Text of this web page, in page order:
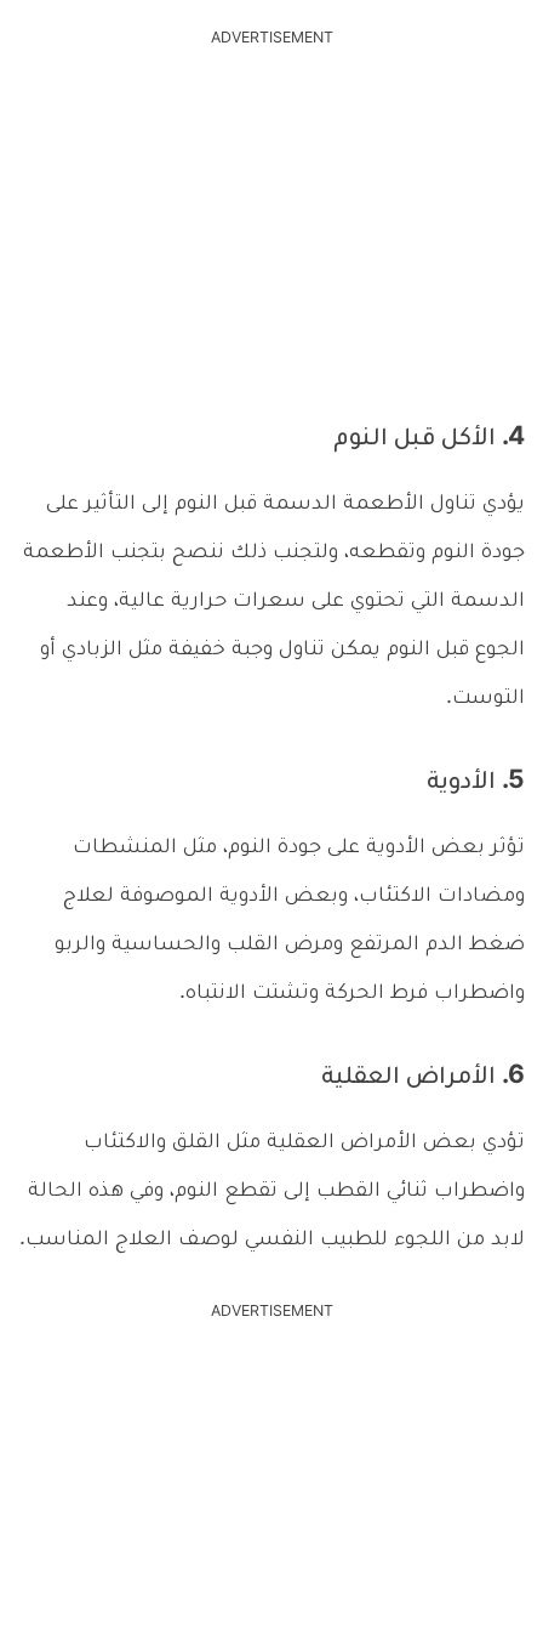
ADVERTISEMENT
4. الأكل قبل النوم
يؤدي تناول الأطعمة الدسمة قبل النوم إلى التأثير على
جودة النوم وتقطعه، ولتجنب ذلك ننصح بتجنب الأطعمة
الدسمة التي تحتوي على سعرات حرارية عالية، وعند
الجوع قبل النوم يمكن تناول وجبة خفيفة مثل الزبادي أو
التوست.
5. الأدوية
تؤثر بعض الأدوية على جودة النوم، مثل المنشطات
ومضادات الاكتئاب، وبعض الأدوية الموصوفة لعلاج
ضغط الدم المرتفع ومرض القلب والحساسية والربو
واضطراب فرط الحركة وتشتت الانتباه.
6. الأمراض العقلية
تؤدي بعض الأمراض العقلية مثل القلق والاكتئاب
واضطراب ثنائي القطب إلى تقطع النوم، وفي هذه الحالة
لابد من اللجوء للطبيب النفسي لوصف العلاج المناسب.
ADVERTISEMENT